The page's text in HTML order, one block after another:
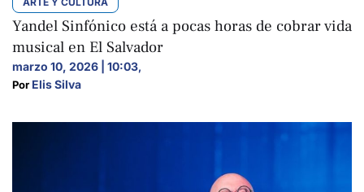
Yandel Sinfónico está a pocas horas de cobrar vida
musical en El Salvador
marzo 10, 2026 | 10:03,
Por Elis Silva